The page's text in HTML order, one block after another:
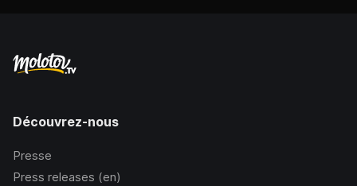
Découvrez-nous
Presse
Press releases (en)